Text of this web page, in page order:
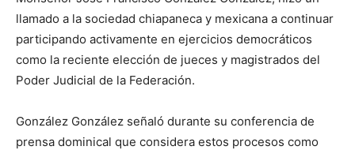
llamado a la sociedad chiapaneca y mexicana a continuar
participando activamente en ejercicios democráticos
como la reciente elección de jueces y magistrados del
Poder Judicial de la Federación.
González González señaló durante su conferencia de
prensa dominical que considera estos procesos como